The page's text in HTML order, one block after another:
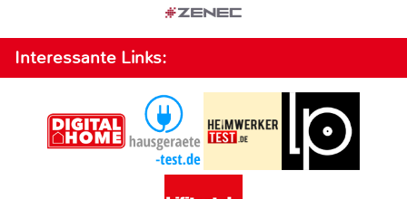
Interessante Links: